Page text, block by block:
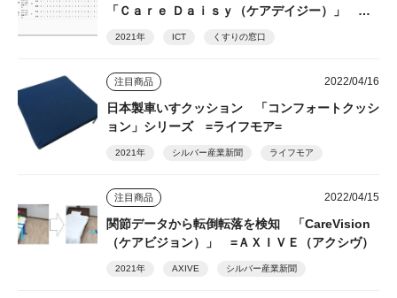
「Ｃａｒｅ Ｄａｉｓｙ（ケアデイジー）」 ＝
2021年 ICT くすりの窓口
注目商品 2022/04/16
日本製車いすクッション 「コンフォートクッシ
ョン」シリーズ =ライフモア=
2021年 シルバー産業新聞 ライフモア
注目商品 2022/04/15
関節データから転倒転落を検知 「CareVision
（ケアビジョン）」 =ＡＸＩＶＥ（アクシヴ）
2021年 AXIVE シルバー産業新聞